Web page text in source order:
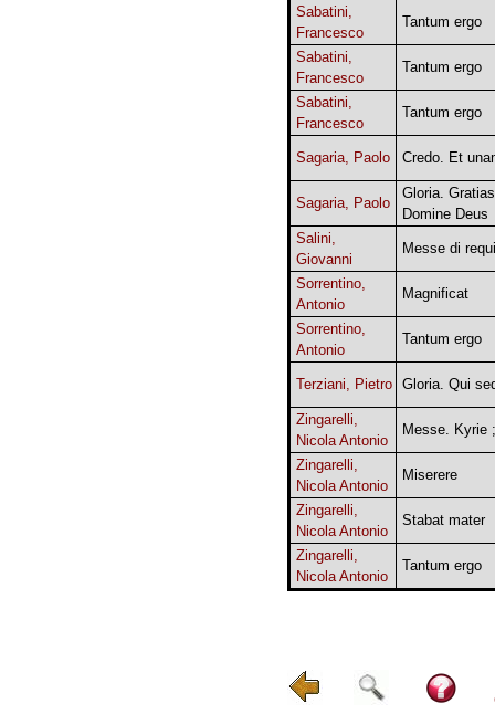
Sabatini,
Francesco
Tantum ergo
Sabatini,
Francesco
Tantum ergo
Sabatini,
Francesco
Tantum ergo
Sagaria, Paolo Credo. Et
Sagaria, Paolo
Gloria.
Domine Deus
Salini,
Giovanni
Messe di
Sorrentino,
Antonio
Magnificat
Sorrentino,
Antonio
Tantum ergo
Terziani, Pietro Gloria. Qui
Zingarelli,
Nicola Antonio
Messe. Kyrie
Zingarelli,
Nicola Antonio
Miserere
Zingarelli,
Nicola Antonio
Stabat mater
Zingarelli,
Nicola Antonio
Tantum ergo